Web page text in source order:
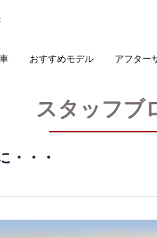
おすすめモデル アフター
スタッフブ
・・・